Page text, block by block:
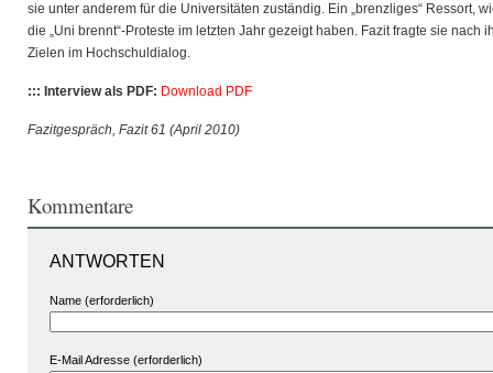
sie unter anderem für die Universitäten zuständig. Ein „brenzliges“ Ressort,
die „Uni brennt“-Proteste im letzten Jahr gezeigt haben. Fazit fragte sie nach
Zielen im Hochschuldialog.
::: Interview als PDF: Download PDF
Fazitgespräch, Fazit 61 (April 2010)
Kommentare
ANTWORTEN
Name (erforderlich)
E-Mail Adresse (erforderlich)